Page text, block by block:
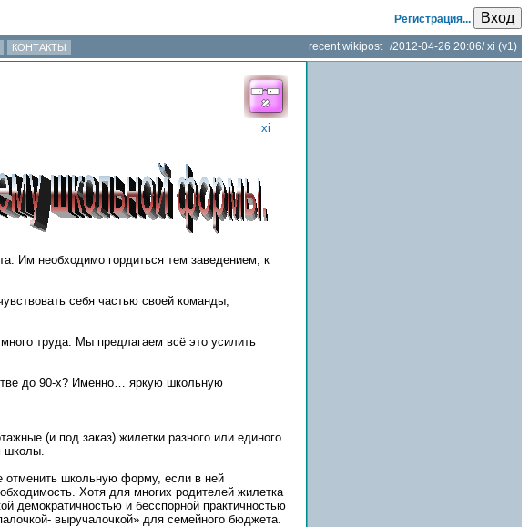
Регистрация... Вход
recent wikipost /2012-04-26 20:06/xi (v1)
КОНТАКТЫ
xi
Им необходимо гордиться тем заведением, к
себя частью своей команды,
труда. Мы предлагаем всё это усилить
до 90-х? Именно… яркую школьную
(и под заказ) жилетки разного или единого
школы.
отменить школьную форму, если в ней
Хотя для многих родителей жилетка
демократичностью и бесспорной практичностью
выручалочкой» для семейного бюджета.